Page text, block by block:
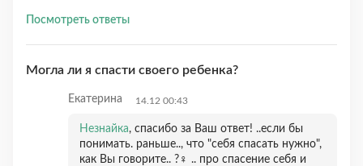
Посмотреть ответы
Могла ли я спасти своего ребенка?
Екатерина 14.12 00:43
Незнайка, спасибо за Ваш ответ! ..если бы
понимать. раньше.., что "себя спасать нужно",
как Вы говорите.. ?‍♀️ .. про спасение себя и